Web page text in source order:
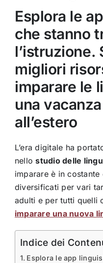
Esplora le
che stanno
l’istruzione.
migliori
imparare le
una
all’estero
L’era digitale ha
nellostudio delle
imparare è in
diversificati per vari
adulti e per tutti quelli
imparare una nuova
Indice dei
Esplora le app